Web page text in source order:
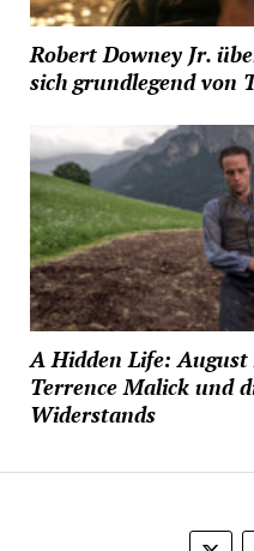
Robert Downey Jr.
sich grundlegend von
A Hidden Life:
Terrence Malick und
Widerstands